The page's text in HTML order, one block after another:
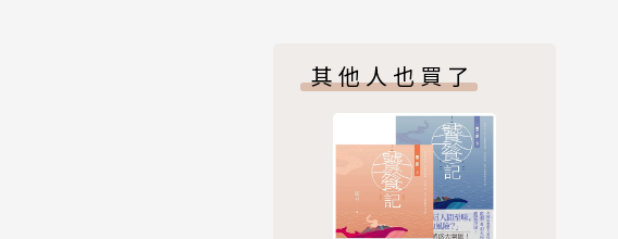
其他人也買了